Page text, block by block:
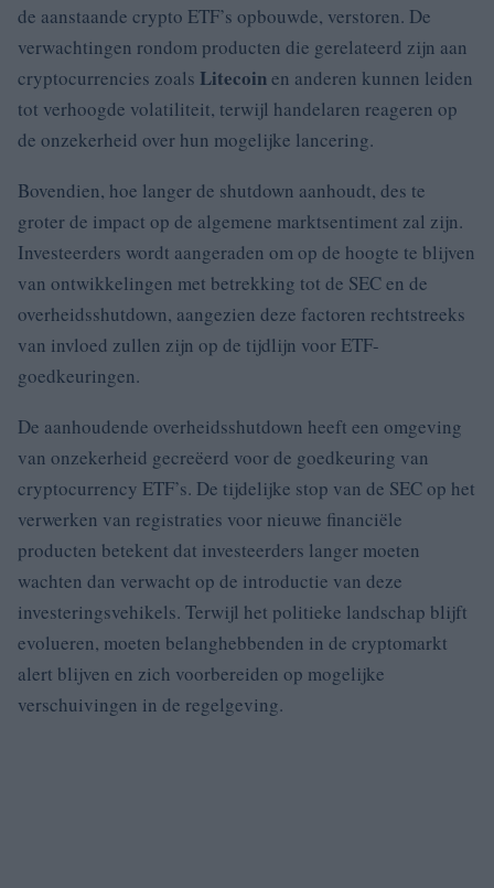
de aanstaande crypto ETF’s opbouwde, verstoren. De
verwachtingen rondom producten die gerelateerd zijn aan
cryptocurrencies zoals Litecoinen anderen kunnen leiden
tot verhoogde volatiliteit, terwijl handelaren reageren op
de onzekerheid over hun mogelijke lancering.
Bovendien, hoe langer de shutdown aanhoudt, des te
groter de impact op de algemene marktsentiment zal zijn.
Investeerders wordt aangeraden om op de hoogte te blijven
van ontwikkelingen met betrekking tot de SEC en de
overheidsshutdown, aangezien deze factoren rechtstreeks
van invloed zullen zijn op de tijdlijn voor ETF-
goedkeuringen.
De aanhoudende overheidsshutdown heeft een omgeving
van onzekerheid gecreëerd voor de goedkeuring van
cryptocurrency ETF’s. De tijdelijke stop van de SEC op het
verwerken van registraties voor nieuwe financiële
producten betekent dat investeerders langer moeten
wachten dan verwacht op de introductie van deze
investeringsvehikels. Terwijl het politieke landschap blijft
evolueren, moeten belanghebbenden in de cryptomarkt
alert blijven en zich voorbereiden op mogelijke
verschuivingen in de regelgeving.